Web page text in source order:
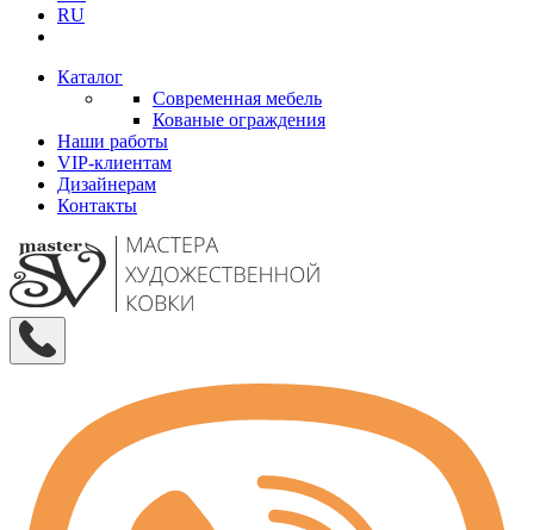
RU
Каталог
Современная мебель
Кованые ограждения
Наши работы
VIP-клиентам
Дизайнерам
Контакты